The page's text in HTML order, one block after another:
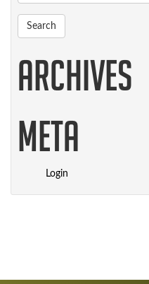
Archives
Meta
Login